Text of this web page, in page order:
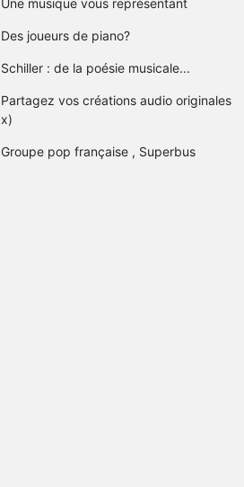
Une musique vous représentant
Des joueurs de piano?
Schiller : de la poésie musicale...
Partagez vos créations audio originales
x)
Groupe pop française , Superbus